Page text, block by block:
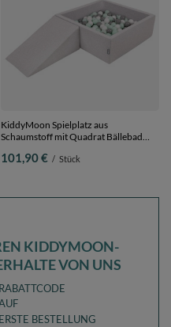
KiddyMoon Spielplatz aus
Schaumstoff mit Quadrat Bällebad
hellgrau:weiß/grau/minze, Bällebad
101,90 € / Stück
KIDDYMOON-
VON UNS
RABATTCODE
ERSTE BESTELLUNG